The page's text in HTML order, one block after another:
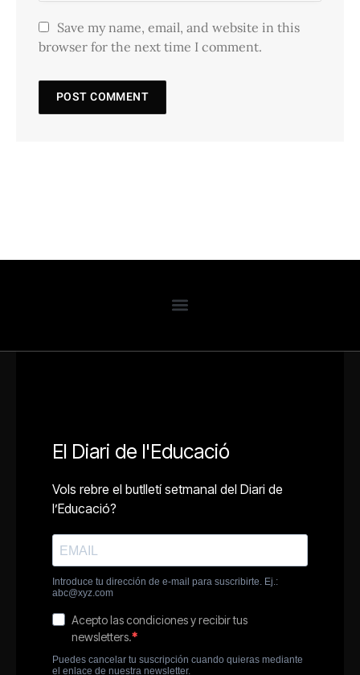
Save my name, email, and website in this
browser for the next time I comment.